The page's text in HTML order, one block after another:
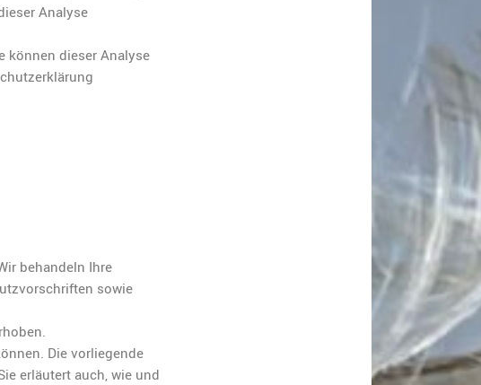
Analyse
können dieser Analyse
behandeln Ihre
sowie
Die vorliegende
erläutert auch, wie und